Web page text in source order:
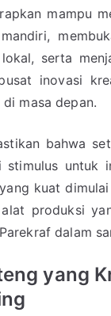
mampu
serta
inovasi
masa depan.
bahwa
stimulus untuk
kuat
produksi
dalam
yang